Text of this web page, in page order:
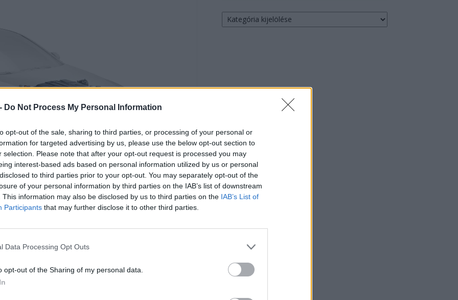
Do Not Process My Personal Information
opt-out of the sale, sharing to third parties, or processing of your personal or
for targeted advertising by us, please use the below opt-out section to
selection. Please note that after your opt-out request is processed you may
interest-based ads based on personal information utilized by us or personal
to third parties prior to your opt-out. You may separately opt-out of the
of your personal information by third parties on the IAB’s list of downstream
This information may also be disclosed by us to third parties on the IAB’s List of
Participants that may further disclose it to other third parties.
Data Processing Opt Outs
opt-out of the Sharing of my personal data.
lemerülése miatti megállás esetén a Mercedes-
töltőállomásra. Ennek „mobility protection” a neve.
lopás miatt bekövetkezett kár fedezése. A
elemek között van, 2500 euró értékhatárig.
Keresés
autómárka